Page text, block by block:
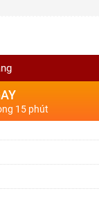
15 phút